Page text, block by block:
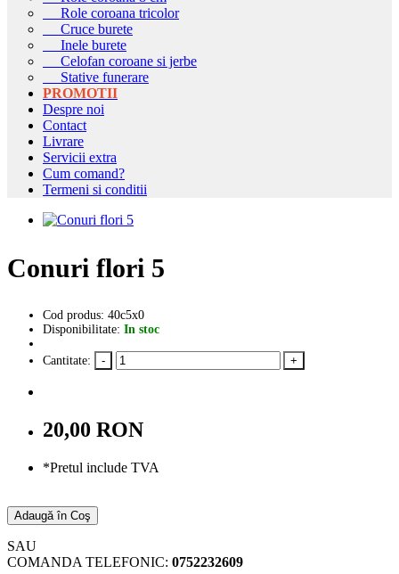
Role coroana tricolor
Cruce burete
Inele burete
Celofan coroane si jerbe
Stative funerare
PROMOTII
Despre noi
Contact
Livrare
Servicii extra
Cum comand?
Termeni si conditii
Conuri flori 5
Cod produs: 40c5x0
Disponibilitate: In stoc
Cantitate:
20,00 RON
*Pretul include TVA
Adaugă în Coş
SAU
COMANDA TELEFONIC: 0752232609